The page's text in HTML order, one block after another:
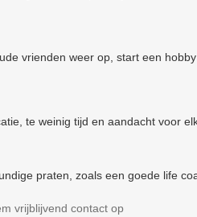
vrienden weer op, start een
te weinig tijd en aandacht voor
praten, zoals een goede life
vrijblijvend contact op